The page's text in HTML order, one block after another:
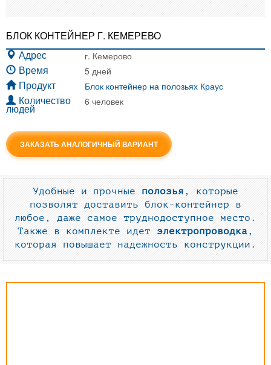
БЛОК КОНТЕЙНЕР Г. КЕМЕРЕВО
Адрес г. Кемерово
Время 5 дней
Продукт Блок контейнер на полозьях Краус
Количество
людей
6 человек
ЗАКАЗАТЬ АНАЛОГИЧНЫЙ ВАРИАНТ
Удобные и прочные полозья , которые
позволят доставить блок-контейнер в
любое, даже самое труднодоступное место.
Также в комплекте идет электропроводка,
которая повышает надежность конструкции.